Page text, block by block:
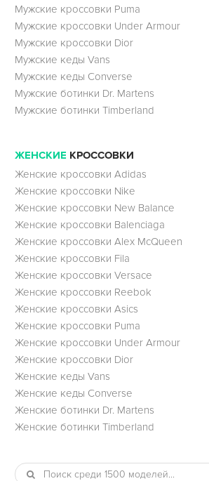
Мужские кроссовки Puma
Мужские кроссовки Under Armour
Мужские кроссовки Dior
Мужские кеды Vans
Мужские кеды Converse
Мужские ботинки Dr. Martens
Мужские ботинки Timberland
ЖЕНСКИЕ КРОССОВКИ
Женские кроссовки Adidas
Женские кроссовки Nike
Женские кроссовки New Balance
Женские кроссовки Balenciaga
Женские кроссовки Alex McQueen
Женские кроссовки Fila
Женские кроссовки Versace
Женские кроссовки Reebok
Женские кроссовки Asics
Женские кроссовки Puma
Женские кроссовки Under Armour
Женские кроссовки Dior
Женские кеды Vans
Женские кеды Converse
Женские ботинки Dr. Martens
Женские ботинки Timberland